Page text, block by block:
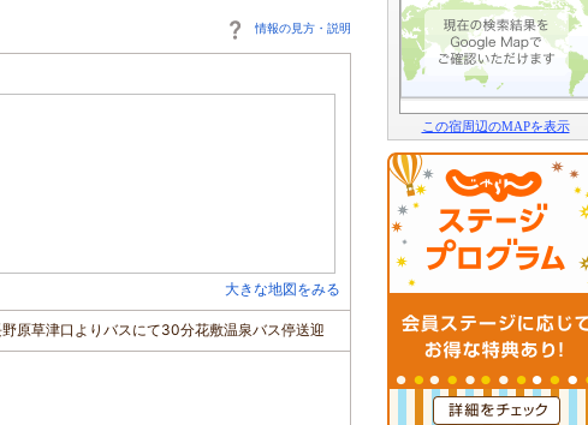
情報の見方・説明
大きな地図をみる
原草津口よりバスにて30分花敷温泉バス停送迎
この宿周辺のMAPを表示